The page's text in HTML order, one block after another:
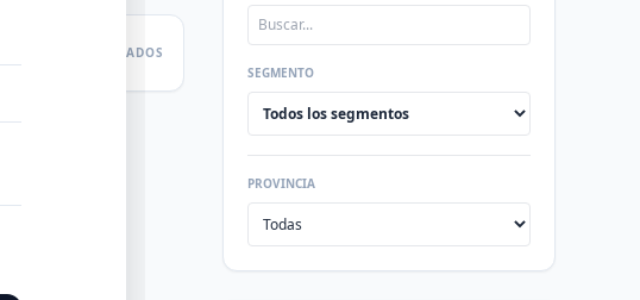
RESULTADOS
SEGMENTO
PROVINCIA